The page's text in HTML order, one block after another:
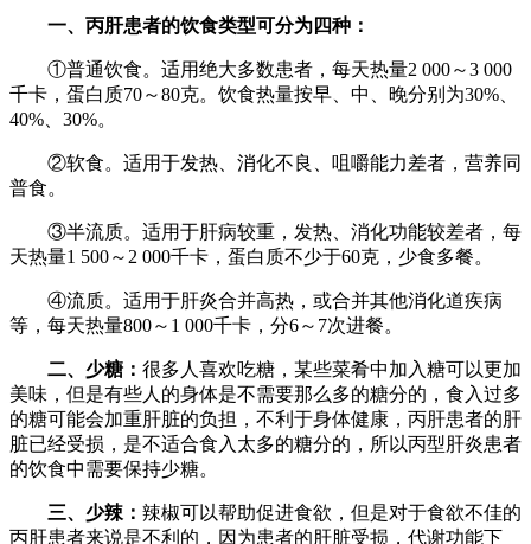
一、丙肝患者的饮食类型可分为四种：
①普通饮食。适用绝大多数患者，每天热量2 000～3 000
千卡，蛋白质70～80克。饮食热量按早、中、晚分别为30%、
40%、30%。
②软食。适用于发热、消化不良、咀嚼能力差者，营养同
普食。
③半流质。适用于肝病较重，发热、消化功能较差者，每
天热量1 500～2 000千卡，蛋白质不少于60克，少食多餐。
④流质。适用于肝炎合并高热，或合并其他消化道疾病
等，每天热量800～1 000千卡，分6～7次进餐。
二、少糖： 很多人喜欢吃糖，某些菜肴中加入糖可以更加
美味，但是有些人的身体是不需要那么多的糖分的，食入过多
的糖可能会加重肝脏的负担，不利于身体健康，丙肝患者的肝
脏已经受损，是不适合食入太多的糖分的，所以丙型肝炎患者
的饮食中需要保持少糖。
三、少辣： 辣椒可以帮助促进食欲，但是对于食欲不佳的
丙肝患者来说是不利的，因为患者的肝脏受损，代谢功能下